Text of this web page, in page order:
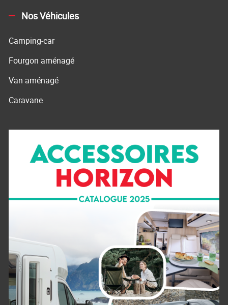
Nos Véhicules
Camping-car
Fourgon aménagé
Van aménagé
Caravane